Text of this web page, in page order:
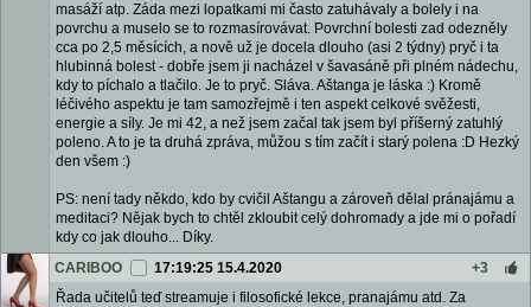
masáží atp. Záda mezi lopatkami mi často zatuhávaly a bolely i na
povrchu a muselo se to rozmasírovávat. Povrchní bolesti zad odezněly
cca po 2,5 měsících, a nově už je docela dlouho (asi 2 týdny) pryč i ta
hlubinná bolest - dobře jsem ji nacházel v šavasáně při plném nádechu,
kdy to píchalo a tlačilo. Je to pryč. Sláva. Aštanga je láska :) Kromě
léčivého aspektu je tam samozřejmě i ten aspekt celkové svěžesti,
energie a síly. Je mi 42, a než jsem začal tak jsem byl příšerný zatuhlý
poleno. A to je ta druhá zpráva, můžou s tím začít i starý polena :D Hezký
den všem :)
PS: není tady někdo, kdo by cvičil Aštangu a zároveň dělal pránajámu a
meditaci? Nějak bych to chtěl zkloubit celý dohromady a jde mi o pořadí
kdy co jak dlouho... Díky.
CARIBOO
17:19:25 15.4.2020
+3
Řada učitelů teď streamuje i filosofické lekce, pranajámu atd. Za